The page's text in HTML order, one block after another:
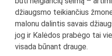
džiaugsmo teikiančius
malonu dalintis savais
jog ir Kalėdos prabėgo tai
visada būnant drauge.